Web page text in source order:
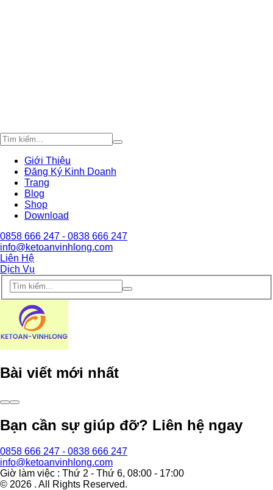
Giới Thiệu
Đăng Ký Kinh Doanh
Trang
Blog
Shop
Download
0858 666 247 - 0838 666 247
info@ketoanvinhlong.com
Liên Hệ
Dịch Vụ
Bài viết mới nhất
Bạn cần sự giúp đỡ? Liên hệ ngay
0858 666 247 - 0838 666 247
info@ketoanvinhlong.com
Giờ làm việc : Thứ 2 - Thứ 6, 08:00 - 17:00
© 2026 . All Rights Reserved.